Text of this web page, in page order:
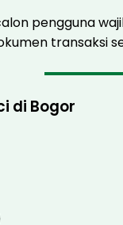
pengguna
transaksi
di Bogor